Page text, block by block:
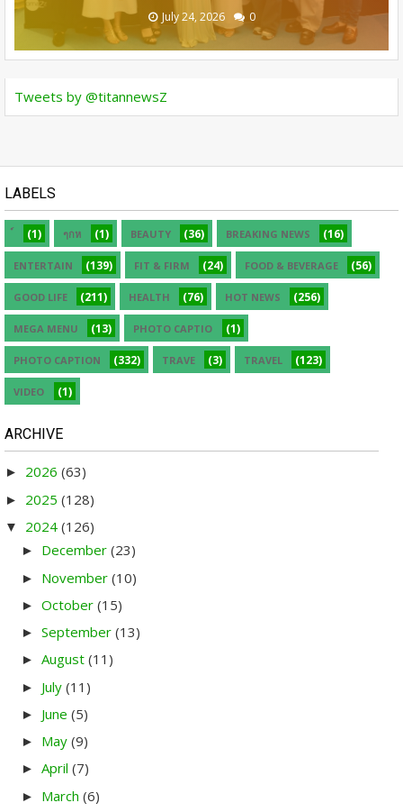
August 05, 2026
July 30, 2026 0
July 24, 2026 0
July 24, 2026 0
July 24, 2026 0
Tweets by @titannewsZ
LABELS
(1) ๆกห (1) BEAUTY (36) BREAKING NEWS (16)
ENTERTAIN (139) FIT & FIRM (24) FOOD & BEVERAGE (56)
GOOD LIFE (211) HEALTH (76) HOT NEWS (256)
MEGA MENU (13) PHOTO CAPTIO (1)
PHOTO CAPTION (332) TRAVE (3) TRAVEL (123)
VIDEO (1)
ARCHIVE
► 2026 (63)
► 2025 (128)
▼ 2024 (126)
► December (23)
► November (10)
► October (15)
► September (13)
► August (11)
► July (11)
► June (5)
► May (9)
► April (7)
► March (6)